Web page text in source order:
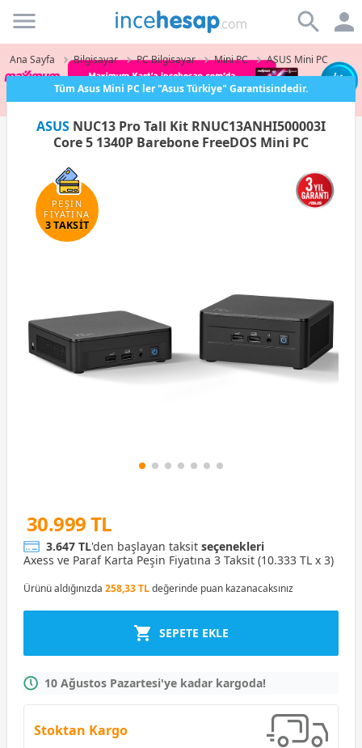
Incehesap
Ana Sayfa Bilgisayar PC Bilgisayar Mini PC ASUS Mini PC
Tüm Asus Mini PC ler "Asus Türkiye" Garantisindedir.
ASUS NUC13 Pro Tall Kit RNUC13ANHI500003I
Core 5 1340P Barebone FreeDOS Mini PC
PEŞİN
FİYATINA
3 TAKSİT
30.999 TL
3.647 TL'den başlayan taksit seçenekleri
Axess ve Paraf Karta Peşin Fiyatına 3 Taksit (10.333 TL x 3)
Ürünü aldığınızda 258,33 TLdeğerinde puan kazanacaksınız
SEPETE EKLE
10 Ağustos Pazartesi'ye kadar kargoda!
Stoktan Kargo